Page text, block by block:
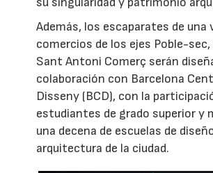
Además, los escaparates de una
comercios de los ejes Poble-sec,
Sant Antoni Comerç serán
colaboración con Barcelona
Disseny (BCD), con la
estudiantes de grado superior y
una decena de escuelas de
arquitectura de la ciudad.